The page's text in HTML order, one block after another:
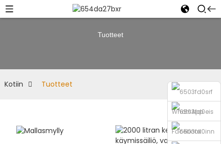
WhatsApp
Facebook
Tuotteet
Kotiin Tuotteet